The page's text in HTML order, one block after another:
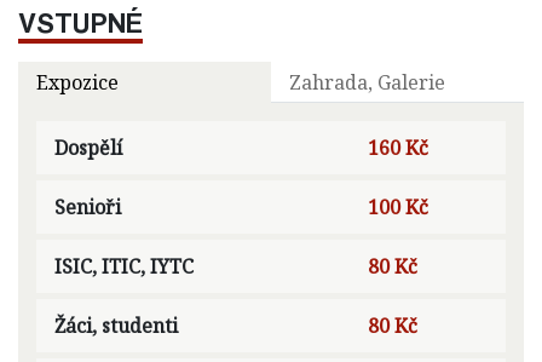
VSTUPNÉ
Expozice Zahrada, Galerie
Dospělí 160 Kč
Senioři 100 Kč
ISIC, ITIC, IYTC 80 Kč
Žáci, studenti 80 Kč